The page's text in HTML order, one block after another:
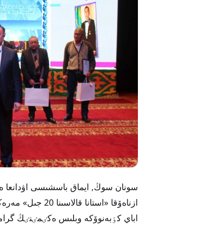
سونان سوڭ, ايماق باسشىسى اۋدانعا
ازناەۆقا
اباي كٶبەنوۆكە وبلىس ەكٸمٸنٸڭ